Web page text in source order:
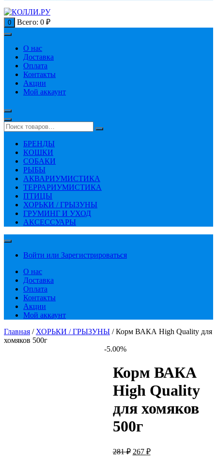
0 Всего: 0 ₽
О нас
Доставка
Оплата
Контакты
Акции
Мой аккаунт
БРЕНДЫ
КОШКИ
СОБАКИ
РЫБЫ
АКВАРИУМИСТИКА
ТЕРРАРИУМИСТИКА
ПТИЦЫ
ХОРЬКИ / ГРЫЗУНЫ
ГРУМИНГ И УХОД
АКСЕССУАРЫ
Войти или Зарегистрироваться
О нас
Доставка
Оплата
Контакты
Акции
Мой аккаунт
Главная / ХОРЬКИ / ГРЫЗУНЫ / Корм ВАКА High Quality для
хомяков 500г
-5.00%
Корм ВАКА
High Quality
для хомяков
500г
281₽ Первоначальная
267 ₽Текущая